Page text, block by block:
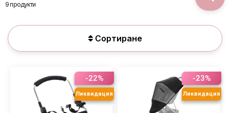
СЕДЛАЧКА ЗА КОЛА
РАЗХОДКА
9 продукти
Сортиране
-22%
Ликвидация
-23%
Ликвидация